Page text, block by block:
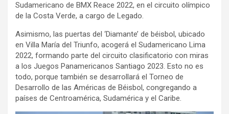
Sudamericano de BMX Reace 2022, en el circuito olímpico
de la Costa Verde, a cargo de Legado.
Asimismo, las puertas del ‘Diamante’ de béisbol, ubicado
en Villa María del Triunfo, acogerá el Sudamericano Lima
2022, formando parte del circuito clasificatorio con miras
a los Juegos Panamericanos Santiago 2023. Esto no es
todo, porque también se desarrollará el Torneo de
Desarrollo de las Américas de Béisbol, congregando a
países de Centroamérica, Sudamérica y el Caribe.